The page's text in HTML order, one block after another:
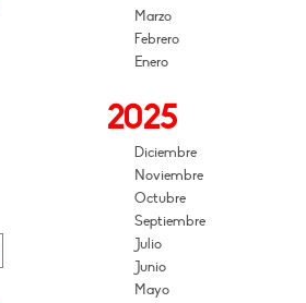
Marzo
Febrero
Enero
2025
Diciembre
Noviembre
Octubre
Septiembre
Julio
Junio
Mayo